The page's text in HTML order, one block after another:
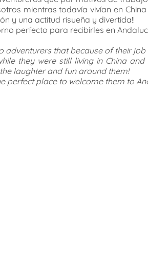
mientras todavía vivían en
y una actitud risueña y divertida!!
perfecto para recibirles en
adventurers that because of their
they were still living in China
laughter and fun around them!
perfect place to welcome them to